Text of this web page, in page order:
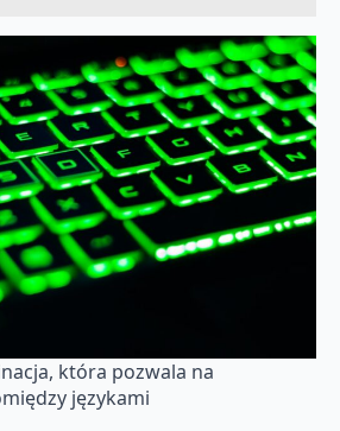
która pozwala na
językami